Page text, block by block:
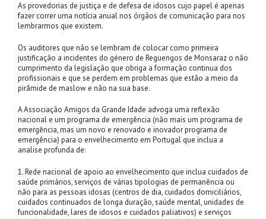
As provedorias de justiça e de defesa de idosos cujo papel é apenas
fazer correr uma notícia anual nos órgãos de comunicação para nos
lembrarmos que existem.
Os auditores que não se lembram de colocar como primeira
justificação a incidentes do género de Reguengos de Monsaraz o não
cumprimento da legislação que obriga a formação continua dos
profissionais e que se perdem em problemas que estão a meio da
pirâmide de maslow e não na sua base.
A Associação Amigos da Grande Idade advoga uma reflexão
nacional e um programa de emergência (não mais um programa de
emergência, mas um novo e renovado e inovador programa de
emergência) para o envelhecimento em Portugal que inclua a
analise profunda de:
1. Rede nacional de apoio ao envelhecimento que inclua cuidados de
saúde primários, serviços de várias tipologias de permanência ou
não para as pessoas idosas (centros de dia, cuidados domiciliários,
cuidados continuados de longa duração, saúde mental, unidades de
funcionalidade, lares de idosos e cuidados paliativos) e serviços